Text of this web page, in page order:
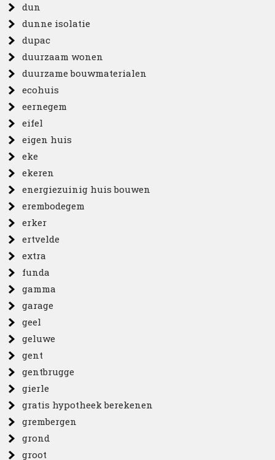
dun
dunne isolatie
dupac
duurzaam wonen
duurzame bouwmaterialen
ecohuis
eernegem
eifel
eigen huis
eke
ekeren
energiezuinig huis bouwen
erembodegem
erker
ertvelde
extra
funda
gamma
garage
geel
geluwe
gent
gentbrugge
gierle
gratis hypotheek berekenen
grembergen
grond
groot